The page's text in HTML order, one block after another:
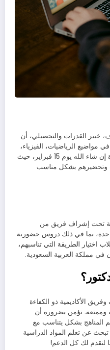
خبير القدرات والتحصيلي، أن
الرياضيات، الفيزياء،
الكيمياء، والأحياء. سيبدأ هذه الدورة إن شاء الله يوم 15 فبراير، حيث
وتحضيرهم بشكل مناسب
تحت إشراف فريق من
جدة، بما في ذلك دروس حضورية
اختيار الطريقة التي تناسبهم،
مملكة العربية السعودية.
الأكاديمية ذو الكفاءة
وممتعة. نؤمن بضرورة أن
المناهج بشكل يتناسب مع
عن تعلم المواد الدراسية
لنقدم لك كل الدعم!